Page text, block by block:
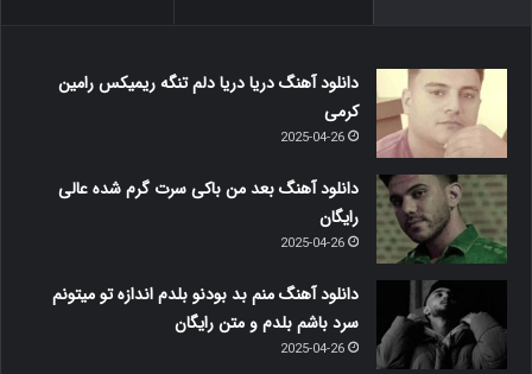
دانلود آهنگ دریا دریا دلم تنگه ریمیکس رامین
کرمی
2025-04-26
دانلود آهنگ بعد من باکی سرت گرم شده عالی
رایگان
2025-04-26
دانلود آهنگ منم بد بودنو بلدم اندازه تو میتونم
سرد باشم بلدم و متن رایگان
2025-04-26